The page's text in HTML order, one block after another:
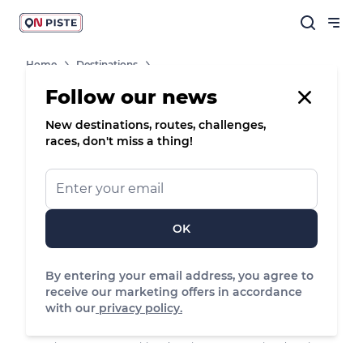
Follow our news
New destinations, routes, challenges,
races, don't miss a thing!
OK
By entering your email address, you agree to
receive our marketing offers in accordance
with our privacy policy.
Home
Destinations
Sentier De La Vigie
Sentier de la
vigie